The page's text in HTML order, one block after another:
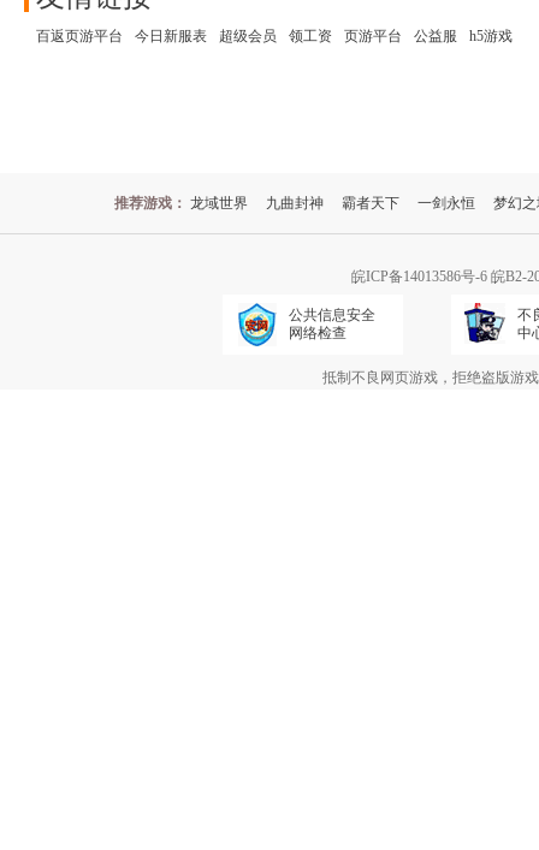
百返页游平台 今日新服表 超级会员 领工资 页游平台 公益服 h5游戏
推荐游戏： 龙域世界 九曲封神 霸者天下 一剑永恒 梦幻
皖ICP备14013586号-6 皖B2-
公共信息安全
网络检查
不
中
抵制不良网页游戏，拒绝盗版游